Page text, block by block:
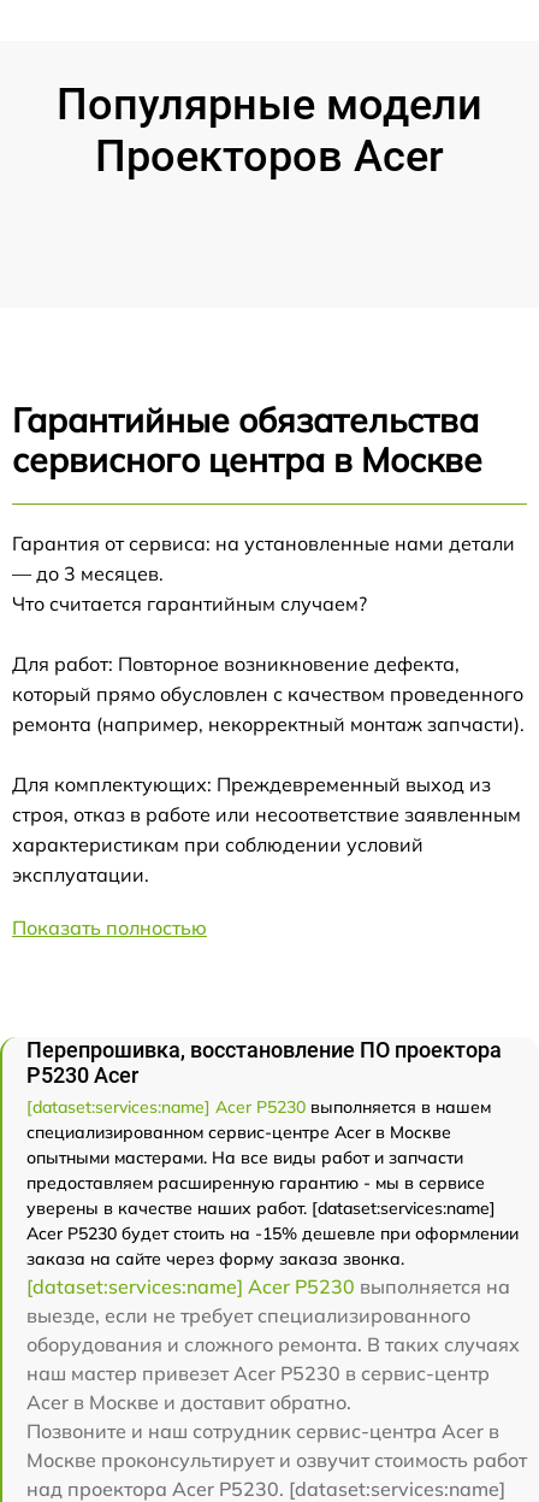
Популярные модели
Проекторов Acer
Гарантийные обязательства
сервисного центра в Москве
Гарантия от сервиса: на установленные нами детали
— до 3 месяцев.
Что считается гарантийным случаем?
Для работ: Повторное возникновение дефекта,
который прямо обусловлен с качеством проведенного
ремонта (например, некорректный монтаж запчасти).
Для комплектующих: Преждевременный выход из
строя, отказ в работе или несоответствие заявленным
характеристикам при соблюдении условий
эксплуатации.
Показать полностью
Перепрошивка, восстановление ПО проектора
P5230 Acer
[dataset:services:name] Acer P5230 выполняется в нашем
специализированном сервис-центре Acer в Москве
опытными мастерами. На все виды работ и запчасти
предоставляем расширенную гарантию - мы в сервисе
уверены в качестве наших работ. [dataset:services:name]
Acer P5230 будет стоить на -15% дешевле при оформлении
заказа на сайте через форму заказа звонка.
[dataset:services:name] Acer P5230 выполняется на
выезде, если не требует специализированного
оборудования и сложного ремонта. В таких случаях
наш мастер привезет Acer P5230 в сервис-центр
Acer в Москве и доставит обратно.
Позвоните и наш сотрудник сервис-центра Acer в
Москве проконсультирует и озвучит стоимость работ
над проектора Acer P5230. [dataset:services:name]